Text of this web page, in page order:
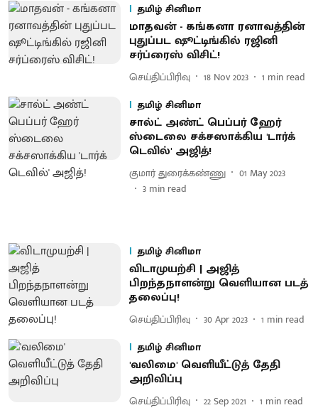
தமிழ் சினிமா
மாதவன் - கங்கனா ரனாவத்தின்
புதுப்பட ஷூட்டிங்கில் ரஜினி
சர்ப்ரைஸ் விசிட்!
செய்திப்பிரிவு 18 Nov 2023 1 min read
தமிழ் சினிமா
சால்ட் அண்ட் பெப்பர் ஹேர்
ஸ்டைலை சக்சஸாக்கிய 'டார்க்
டெவில்' அஜித்!
குமார் துரைக்கண்ணு
01 May 2023
3 min read
தமிழ் சினிமா
விடாமுயற்சி | அஜித்
பிறந்தநாளன்று வெளியான படத்
தலைப்பு!
செய்திப்பிரிவு 30 Apr 2023 1 min read
தமிழ் சினிமா
'வலிமை' வெளியீட்டுத் தேதி
அறிவிப்பு
செய்திப்பிரிவு 22 Sep 2021 1 min read